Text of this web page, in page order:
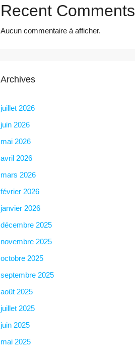
Recent Comments
Aucun commentaire à afficher.
Archives
juillet 2026
juin 2026
mai 2026
avril 2026
mars 2026
février 2026
janvier 2026
décembre 2025
novembre 2025
octobre 2025
septembre 2025
août 2025
juillet 2025
juin 2025
mai 2025